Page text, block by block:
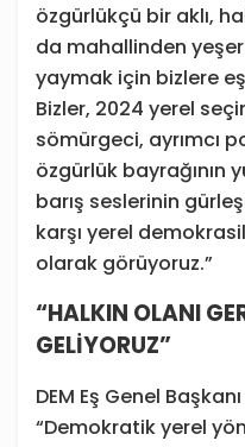
özgürlükçü bir aklı,
da mahallinden
yaymak için bizlere
Bizler, 2024 yerel
sömürgeci, ayrımcı
özgürlük bayrağının
barış seslerinin
karşı yerel
olarak görüyoruz.”
“HALKIN OLANI
GELİYORUZ”
DEM Eş Genel
“Demokratik yerel